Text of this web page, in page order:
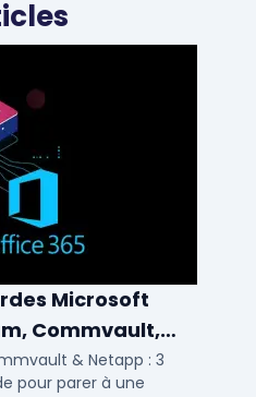
Microsoft
Commvault,
& Netapp : 3
pour parer à une